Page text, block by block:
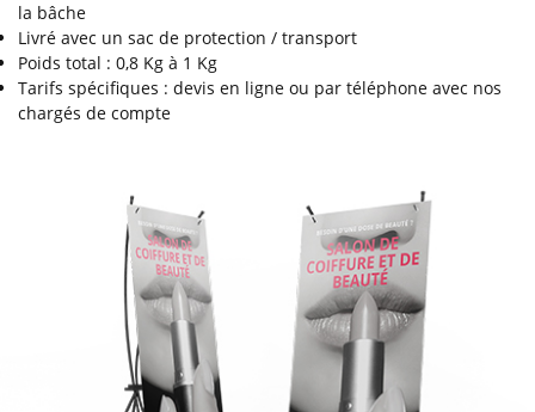
la bâche
Livré avec un sac de protection / transport
Poids total : 0,8 Kg à 1 Kg
Tarifs spécifiques : devis en ligne ou par téléphone avec nos
chargés de compte